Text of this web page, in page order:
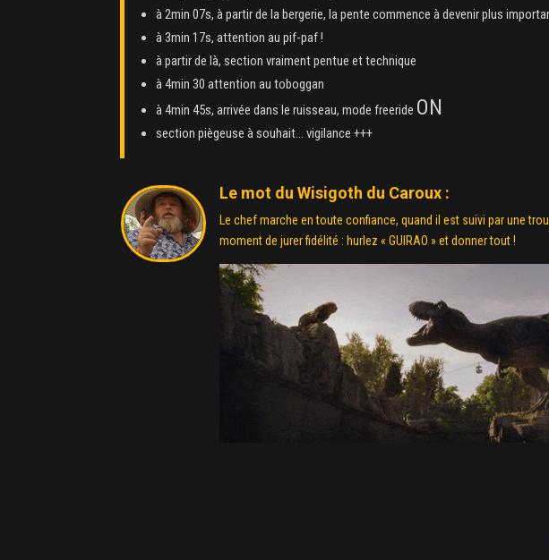
à 2min 07s, à partir de la bergerie, la pente commence à devenir plus
à 3min 17s, attention au pif-paf !
à partir de là, section vraiment pentue et technique
à 4min 30 attention au toboggan
à 4min 45s, arrivée dans le ruisseau, mode freeride ON
section piègeuse à souhait… vigilance +++
Le mot du Wisigoth du Caroux :
Le chef marche en toute confiance, quand il est suivi par une
moment de jurer fidélité : hurlez « GUIRAO » et donner tout !